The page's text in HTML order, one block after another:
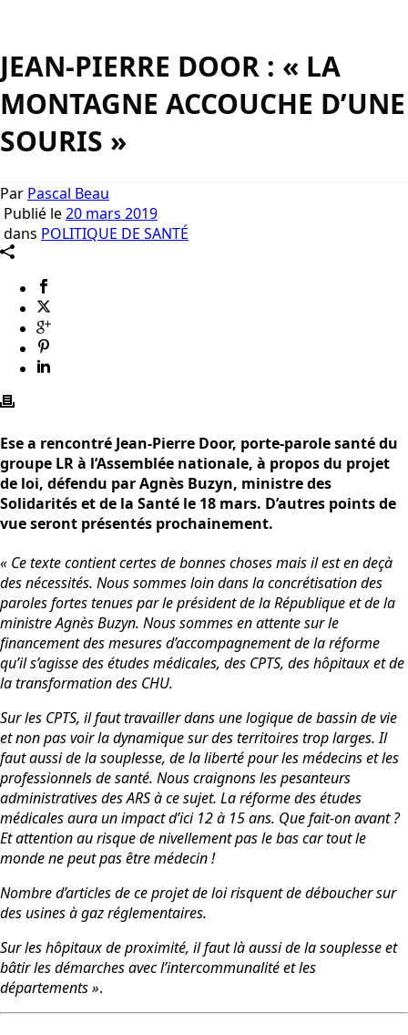
JEAN-PIERRE DOOR : « LA
MONTAGNE ACCOUCHE D’UNE
SOURIS »
Par Pascal Beau
Publié le20 mars 2019
dans POLITIQUE DE SANTÉ
Ese a rencontré Jean-Pierre Door, porte-parole santé du
groupe LR à l’Assemblée nationale, à propos du projet
de loi, défendu par Agnès Buzyn, ministre des
Solidarités et de la Santé le 18 mars. D’autres points de
vue seront présentés prochainement.
« Ce texte contient certes de bonnes choses mais il est en deçà
des nécessités. Nous sommes loin dans la concrétisation des
paroles fortes tenues par le président de la République et de la
ministre Agnès Buzyn. Nous sommes en attente sur le
financement des mesures d’accompagnement de la réforme
qu’il s’agisse des études médicales, des CPTS, des hôpitaux et de
la transformation des CHU.
Sur les CPTS, il faut travailler dans une logique de bassin de vie
et non pas voir la dynamique sur des territoires trop larges. Il
faut aussi de la souplesse, de la liberté pour les médecins et les
professionnels de santé. Nous craignons les pesanteurs
administratives des ARS à ce sujet. La réforme des études
médicales aura un impact d’ici 12 à 15 ans. Que fait-on avant ?
Et attention au risque de nivellement pas le bas car tout le
monde ne peut pas être médecin !
Nombre d’articles de ce projet de loi risquent de déboucher sur
des usines à gaz réglementaires.
Sur les hôpitaux de proximité, il faut là aussi de la souplesse et
bâtir les démarches avec l’intercommunalité et les
départements ».